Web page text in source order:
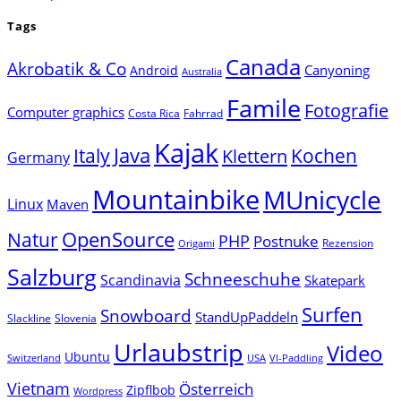
Tags
Akrobatik & Co Android Australia Canada Canyoning
Computer graphics Costa Rica Fahrrad Famile Fotografie
Germany Italy Java Kajak Klettern Kochen
Linux Maven MountainbikeMUnicycle
NaturOpenSource Origami PHP Postnuke Rezension
SalzburgScandinavia Schneeschuhe Skatepark
Slackline Slovenia Snowboard StandUpPaddeln Surfen
Switzerland Ubuntu Urlaubstrip USA VI-Paddling Video
Vietnam Wordpress Zipflbob Österreich